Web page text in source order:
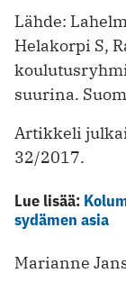
Lähde:
Helakorpi S,
suurina.
Artikkeli
32/2017.
Lue lisää:
sydämen asia
Marianne